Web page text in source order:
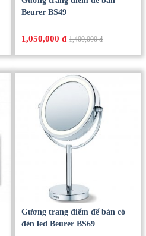
Gương trang điểm để bàn
Beurer BS49
1,050,000 đ 1,400,000 đ